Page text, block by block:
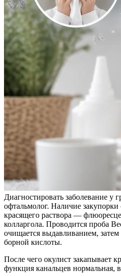
Диагностировать заболевание у
офтальмолог. Наличие закупорки
красящего раствора —
колларгола. Проводится проба
очищается выдавливанием,
борной кислоты.
После чего окулист закапывает
функция канальцев нормальная,